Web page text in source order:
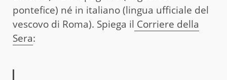
pontefice) né in italiano (lingua ufficiale del
vescovo di Roma). Spiega il Corriere della
Sera: